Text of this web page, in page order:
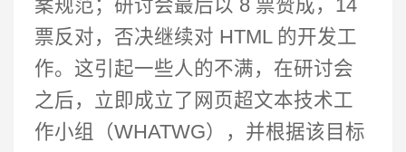
案规范；研讨会最后以 8 票赞成，14
票反对，否决继续对 HTML 的开发工
作。这引起一些人的不满，在研讨会
之后，立即成立了网页超文本技术工
作小组（WHATWG），并根据该目标